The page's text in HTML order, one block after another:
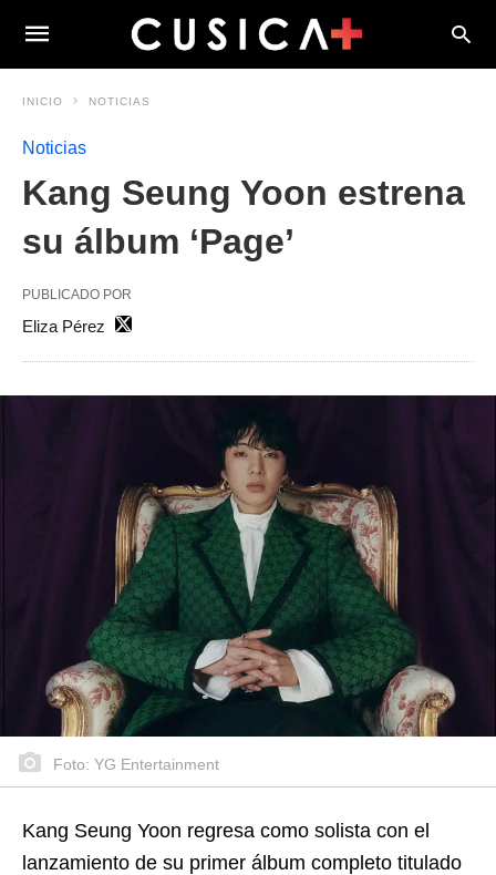
INICIO NOTICIAS
Noticias
Kang Seung Yoon estrena
su álbum ‘Page’
PUBLICADO POR
Eliza Pérez
Foto: YG Entertainment
Kang Seung Yoon regresa como solista con el
lanzamiento de su primer álbum completo titulado